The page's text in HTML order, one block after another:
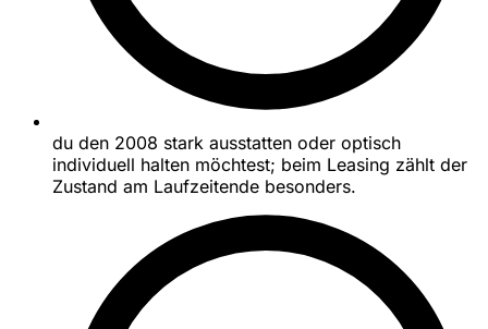
du den 2008 stark ausstatten oder optisch
individuell halten möchtest; beim Leasing zählt der
Zustand am Laufzeitende besonders.